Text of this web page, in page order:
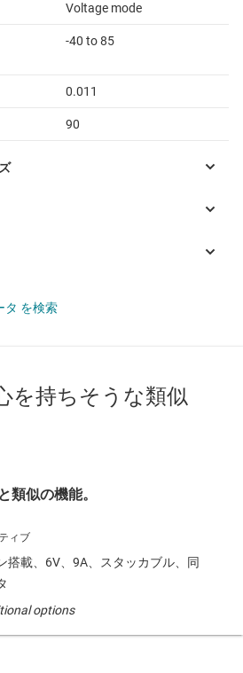
Voltage mode
-40 to 85
0.011
90
タ を検索
を持ちそうな類似
類似の機能。
搭載、6V、9A、スタッカブル、同
options